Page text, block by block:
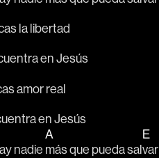
la libertad
en Jesús
amor real
en Jesús
nadie
A
más que pueda sal
E
var